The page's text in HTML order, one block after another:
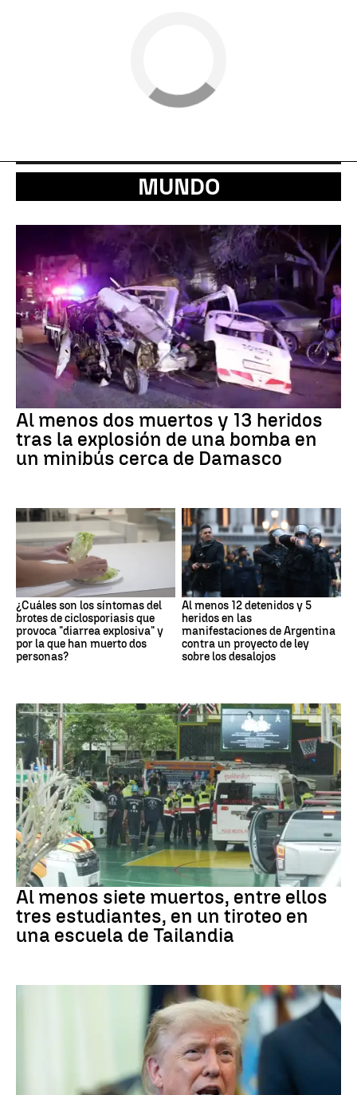
MUNDO
Al menos dos muertos y 13 heridos
tras la explosión de una bomba en
un minibús cerca de Damasco
¿Cuáles son los síntomas del
brotes de ciclosporiasis que
provoca "diarrea explosiva" y
por la que han muerto dos
personas?
Al menos 12 detenidos y 5
heridos en las
manifestaciones de Argentina
contra un proyecto de ley
sobre los desalojos
Tailandia
Al menos siete muertos, entre ellos
tres estudiantes, en un tiroteo en
una escuela de Tailandia